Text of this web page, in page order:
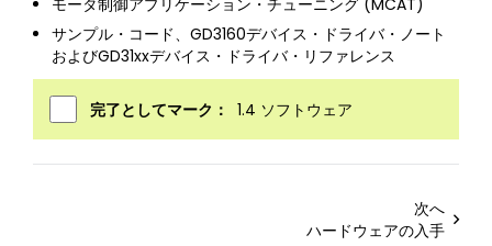
モータ制御アプリケーション・チューニング (MCAT)
サンプル・コード、GD3160デバイス・ドライバ・ノート
およびGD31xxデバイス・ドライバ・リファレンス
完了としてマーク： 1.4 ソフトウェア
次へ
ハードウェアの入手